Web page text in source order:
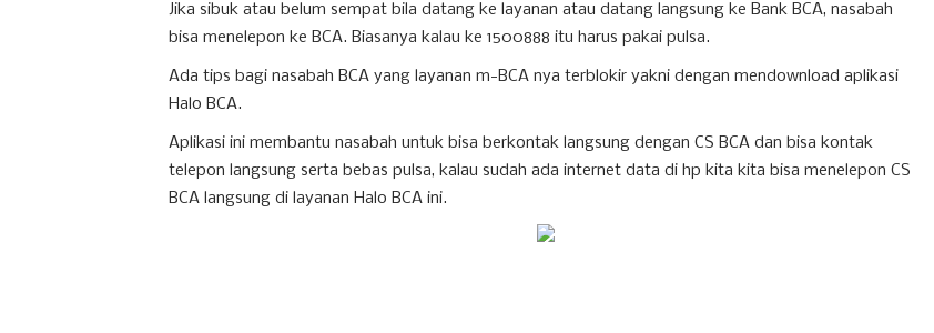
Jika sibuk atau belum sempat bila datang ke layanan atau datang langsung ke Bank BCA, nasabah
bisa menelepon ke BCA. Biasanya kalau ke 1500888 itu harus pakai pulsa.
Ada tips bagi nasabah BCA yang layanan m-BCA nya terblokir yakni dengan mendownload aplikasi
Halo BCA.
Aplikasi ini membantu nasabah untuk bisa berkontak langsung dengan CS BCA dan bisa kontak
telepon langsung serta bebas pulsa, kalau sudah ada internet data di hp kita kita bisa menelepon CS
BCA langsung di layanan Halo BCA ini.